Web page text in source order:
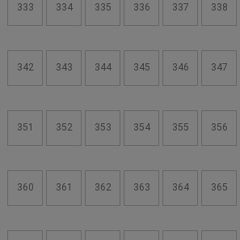
333 334 335 336 337 338
342 343 344 345 346 347
351 352 353 354 355 356
360 361 362 363 364 365